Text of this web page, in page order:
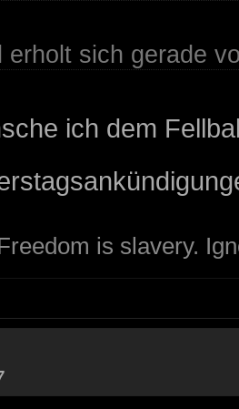
erholt sich gerade
ich dem
is slavery.